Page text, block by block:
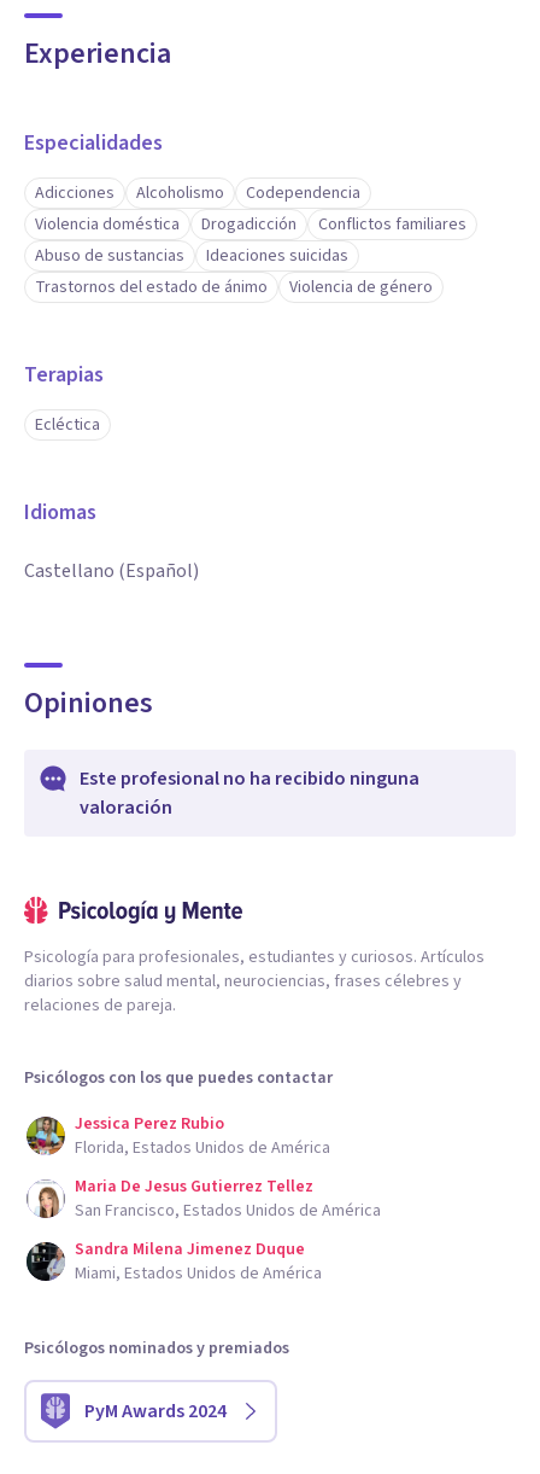
Experiencia
Especialidades
Adicciones Alcoholismo
Codependencia
Violencia doméstica
Drogadicción
Conflictos familiares
Abuso de sustancias
Ideaciones suicidas
Trastornos del estado de ánimo
Violencia de género
Terapias
Ecléctica
Idiomas
Castellano (Español)
Opiniones
Este profesional no ha recibido ninguna
valoración
Psicología para profesionales, estudiantes y curiosos. Artículos
diarios sobre salud mental, neurociencias, frases célebres y
relaciones de pareja.
Psicólogos con los que puedes contactar
Jessica Perez Rubio
Florida, Estados Unidos de América
Maria De Jesus Gutierrez Tellez
San Francisco, Estados Unidos de América
Sandra Milena Jimenez Duque
Miami, Estados Unidos de América
Psicólogos nominados y premiados
PyM Awards 2024